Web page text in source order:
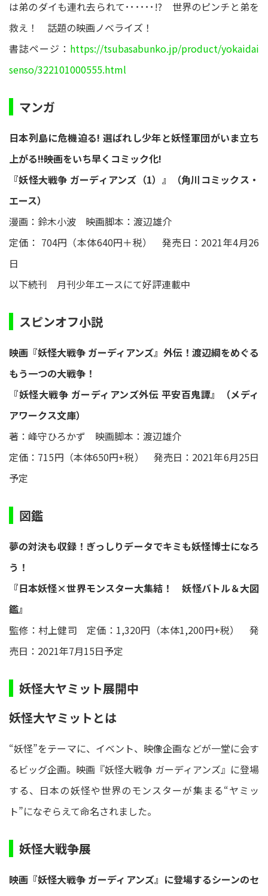
は弟のダイも連れ去られて･･････!? 世界のピンチと弟を
救え！ 話題の映画ノベライズ！
書誌ページ： https://tsubasabunko.jp/product/yokaidai
senso/322101000555.html
マンガ
日本列島に危機迫る! 選ばれし少年と妖怪軍団がいま立ち
上がる――!!映画をいち早くコミック化!
『妖怪大戦争 ガーディアンズ（1）』（角川コミックス・
エース）
漫画：鈴木小波 映画脚本：渡辺雄介
定価： 704円（本体640円＋税） 発売日：2021年4月26
日
以下続刊 月刊少年エースにて好評連載中
スピンオフ小説
映画『妖怪大戦争 ガーディアンズ』外伝！渡辺綱をめぐる
もう一つの大戦争！
『妖怪大戦争 ガーディアンズ外伝 平安百鬼譚』（メディ
アワークス文庫）
著：峰守ひろかず 映画脚本：渡辺雄介
定価：715円（本体650円+税） 発売日：2021年6月25日
予定
図鑑
夢の対決も収録！ぎっしりデータでキミも妖怪博士になろ
う！
『日本妖怪×世界モンスター大集結！ 妖怪バトル＆大図
鑑』
監修：村上健司 定価：1,320円（本体1,200円+税） 発
売日：2021年7月15日予定
妖怪大ヤミット展開中
妖怪大ヤミットとは
“妖怪”をテーマに、イベント、映像企画などが一堂に会す
るビッグ企画。映画『妖怪大戦争 ガーディアンズ』に登場
する、日本の妖怪や世界のモンスターが集まる“ヤミッ
ト”になぞらえて命名されました。
妖怪大戦争展
映画『妖怪大戦争 ガーディアンズ』に登場するシーンのセ